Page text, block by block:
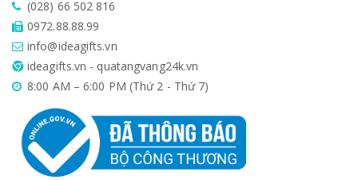
(028) 66 502 816
0972.88.88.99
info@ideagifts.vn
ideagifts.vn - quatangvang24k.vn
8:00 AM – 6:00 PM (Thứ 2 - Thứ 7)